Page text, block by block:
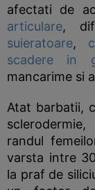
afectati de
articulare,
suieratoare,
scadere in
mancarime si
Atat barbatii,
randul
varsta intre
la praf de